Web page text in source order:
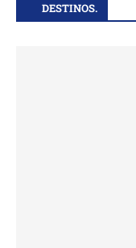
DESTINOS.